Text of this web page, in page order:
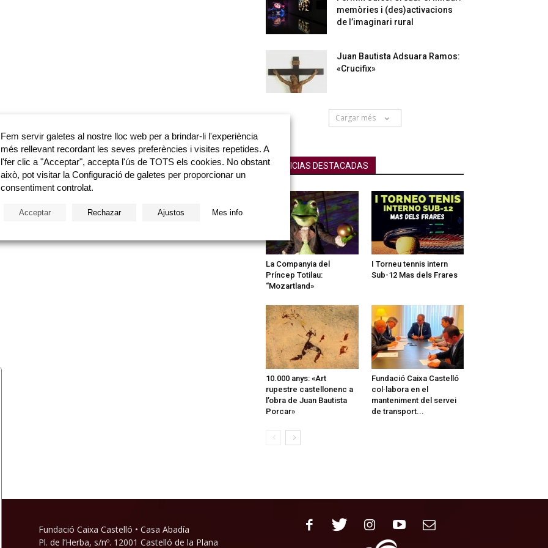
memòries i (des)activacions
de l’imaginari rural
Juan Bautista Adsuara Ramos:
«Crucifix»
Cargar més
NOTICIAS DESTACADAS
La Companyia del
Príncep Totilau:
“Mozartland»
I Torneu tennis intern
Sub-12 Mas dels Frares
10.000 anys: «Art
rupestre castellonenc a
l’obra de Juan Bautista
Porcar»
Fundació Caixa Castelló
col·labora en el
manteniment del servei
de transport...
Fundació Caixa Castelló • Casa Abadía
Pl. de l’Herba, s/nº. 12001 Castelló de la Plana
Fem servir galetes al nostre lloc web per a brindar-li l'experiència
més rellevant recordant les seves preferències i visites repetides. A
l'fer clic a "Acceptar", accepta l'ús de TOTS els cookies. No obstant
això, pot visitar la Configuració de galetes per proporcionar un
consentiment controlat.
Acceptar Rechazar Ajustos Mes info